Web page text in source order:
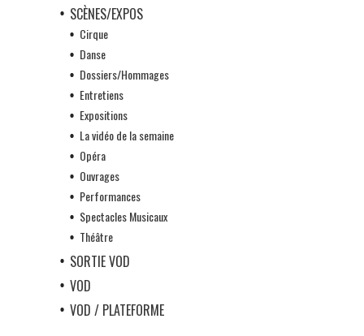
SCÈNES/EXPOS
Cirque
Danse
Dossiers/Hommages
Entretiens
Expositions
La vidéo de la semaine
Opéra
Ouvrages
Performances
Spectacles Musicaux
Théâtre
SORTIE VOD
VOD
VOD / PLATEFORME